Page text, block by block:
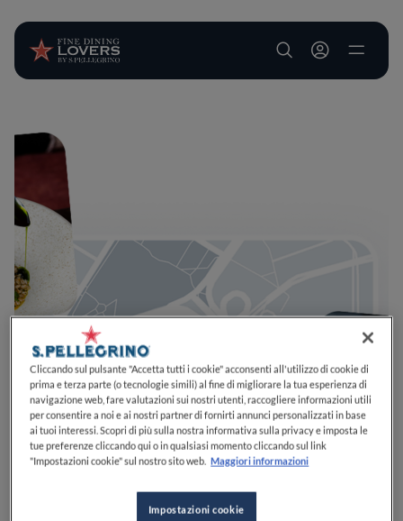
User account
Cliccando sul pulsante "Accetta tutti i cookie" acconsenti all'utilizzo di cookie di
prima e terza parte (o tecnologie simili) al fine di migliorare la tua esperienza di
navigazione web, fare valutazioni sui nostri utenti, raccogliere informazioni utili
per consentire a noi e ai nostri partner di fornirti annunci personalizzati in base
ai tuoi interessi. Scopri di più sulla nostra informativa sulla privacy e imposta le
tue preferenze cliccando qui o in qualsiasi momento cliccando sul link
"Impostazioni cookie" sul nostro sito web. Maggiori informazioni
Impostazioni cookie